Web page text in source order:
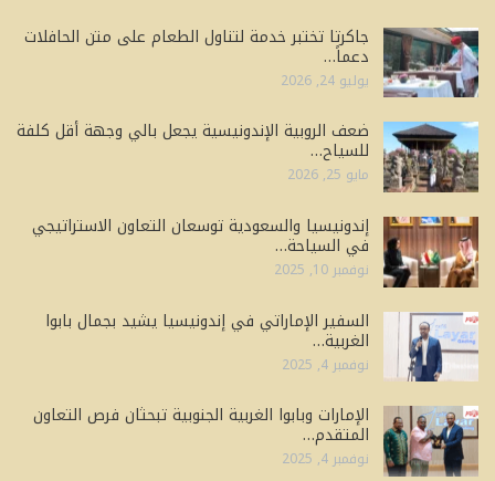
جاكرتا تختبر خدمة لتناول الطعام على متن الحافلات
دعماً…
يوليو 24, 2026
ضعف الروبية الإندونيسية يجعل بالي وجهة أقل كلفة
للسياح…
مايو 25, 2026
إندونيسيا والسعودية توسعان التعاون الاستراتيجي
في السياحة…
نوفمبر 10, 2025
السفير الإماراتي في إندونيسيا يشيد بجمال بابوا
الغربية…
نوفمبر 4, 2025
الإمارات وبابوا الغربية الجنوبية تبحثان فرص التعاون
المتقدم…
نوفمبر 4, 2025